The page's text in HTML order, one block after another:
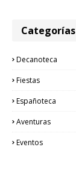
Categorías
Decanoteca
Fiestas
Españoteca
Aventuras
Eventos